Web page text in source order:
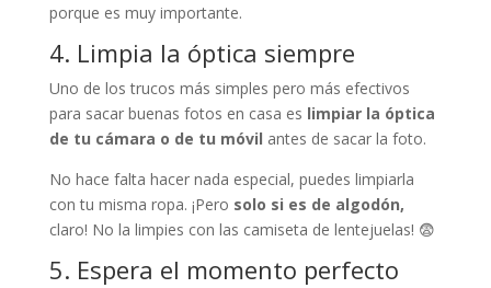
porque es muy importante.
4. Limpia la óptica siempre
Uno de los trucos más simples pero más efectivos
para sacar buenas fotos en casa es limpiar la óptica
de tu cámara o de tu móvil antes de sacar la foto.
No hace falta hacer nada especial, puedes limpiarla
con tu misma ropa. ¡Pero solo si es de algodón,
claro! No la limpies con las camiseta de lentejuelas! 😨
5. Espera el momento perfecto